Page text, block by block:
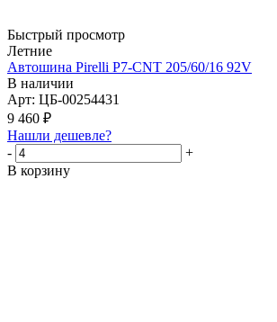
Быстрый просмотр
Летние
Автошина Pirelli P7-CNT 205/60/16 92V
В наличии
Арт: ЦБ-00254431
9 460 ₽
Нашли дешевле?
-
+
В корзину